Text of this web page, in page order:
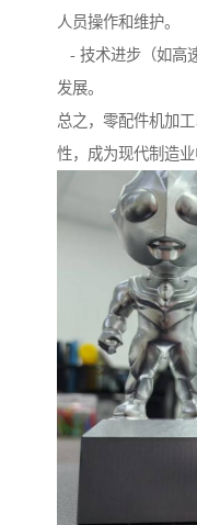
人员操作和维护。
- 技术进步（如高
发展。
总之，零配件机加
性，成为现代制造业